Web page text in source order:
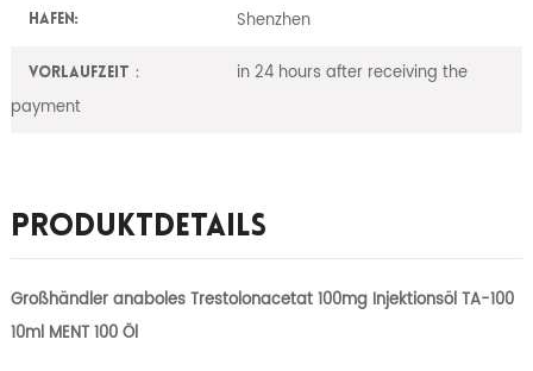
Hafen: Shenzhen
Vorlaufzeit：
in 24 hours after receiving the
payment
Produktdetails
Großhändler anaboles Trestolonacetat 100mg Injektionsöl TA-100
10ml MENT 100 Öl